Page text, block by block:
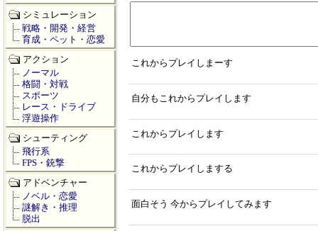
これからプレイしまーす
自分もこれからプレイします
これからプレイします
これからプレイしまする
面白そう 今からプレイしてみます
シミュレーション
戦略・開発・経営
育成・ペット・恋愛
アクション
ノーマル
格闘・対戦
スポーツ
レース・ドライブ
浮遊操作
シューティング
飛行系
FPS・銃撃
アドベンチャー
ノベル・恋愛
謎解き・推理
脱出